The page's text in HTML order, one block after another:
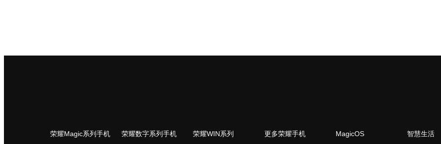
荣耀Magic系列手机 荣耀数字系列手机 荣耀WIN系列 更多荣耀手机 MagicOS 智慧生活